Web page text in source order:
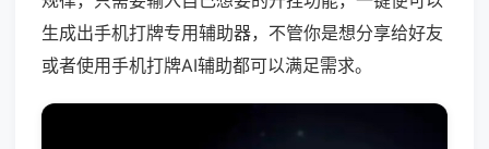
生成出手机打牌专用辅助器，不管你是想分享给好友
或者使用手机打牌AI辅助都可以满足需求。